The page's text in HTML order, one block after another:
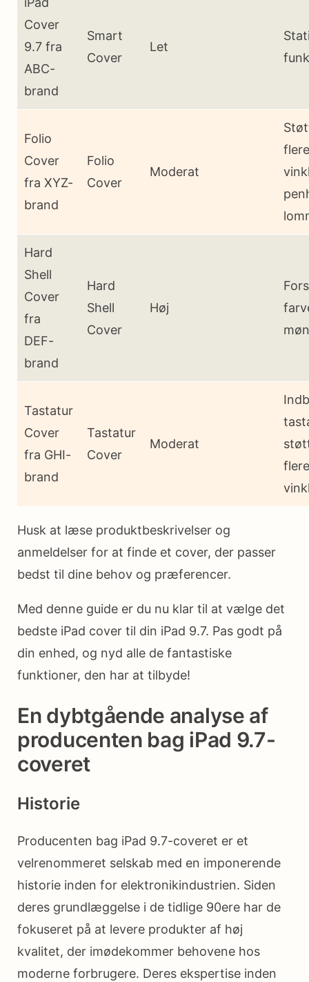
Cover
9.7 fra
ABC-
brand
Smart
Cover
Let
Folio
Cover
fra XYZ-
brand
Folio
Cover
Moderat
flere
Hard
Shell
Cover
fra
DEF-
brand
Hard
Shell
Cover
Høj
Tastatur
Cover
fra GHI-
brand
Tastatur
Cover
Moderat
flere
Husk at læse produktbeskrivelser og
anmeldelser for at finde et cover, der passer
bedst til dine behov og præferencer.
Med denne guide er du nu klar til at vælge det
bedste iPad cover til din iPad 9.7. Pas godt på
din enhed, og nyd alle de fantastiske
funktioner, den har at tilbyde!
En dybtgående analyse af
producenten bag iPad 9.7-
coveret
Historie
Producenten bag iPad 9.7-coveret er et
velrenommeret selskab med en imponerende
historie inden for elektronikindustrien. Siden
deres grundlæggelse i de tidlige 90ere har de
fokuseret på at levere produkter af høj
kvalitet, der imødekommer behovene hos
moderne forbrugere. Deres ekspertise inden